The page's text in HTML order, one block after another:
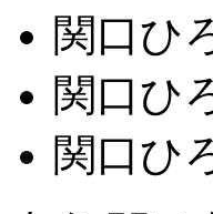
関口ひ
関口ひ
関口ひ